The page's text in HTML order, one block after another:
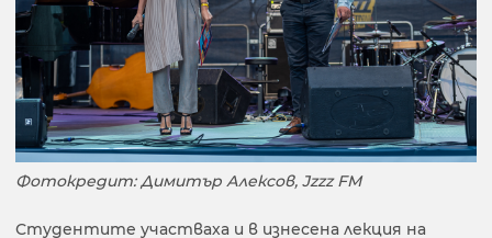
Фотокредит: Димитър Алексов, Jzzz FM
Студентите участваха и в изнесена лекция на